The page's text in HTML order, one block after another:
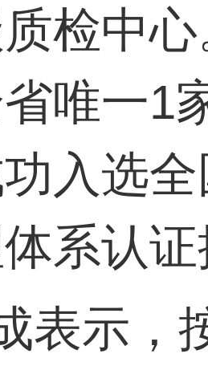
检中
唯一1
入选
系认
表示，